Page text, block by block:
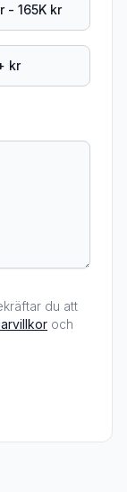
- 165K kr
kr
du att
och